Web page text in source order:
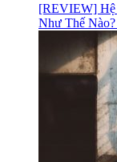
[REVIEW] Hệ
Như Thế